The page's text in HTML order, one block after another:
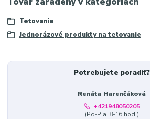
Tetovanie
Jednorázové produkty na tetovanie
Potrebujete poradiť?
Renáta Harenčáková
+421948050205
(Po-Pia, 8-16 hod.)